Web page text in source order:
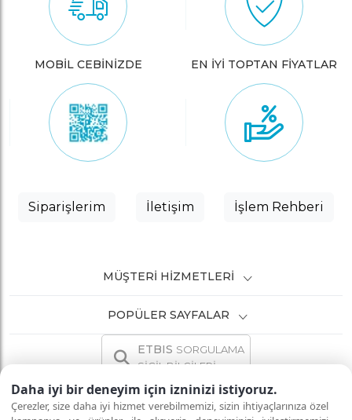
Daha iyi bir deneyim için izninizi istiyoruz.
Çerezler, size daha iyi hizmet verebilmemizi, sizin ihtiyaçlarınıza özel
MOBİL CEBİNİZDE EN İYİ TOPTAN FİYATLAR
Siparişlerim İletişim İşlem Rehberi
MÜŞTERI HIZMETLERI
POPÜLER SAYFALAR
ETBIS SORGULAMA
SİCİL BİLGİLERİ